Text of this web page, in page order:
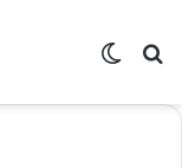
بحث عن